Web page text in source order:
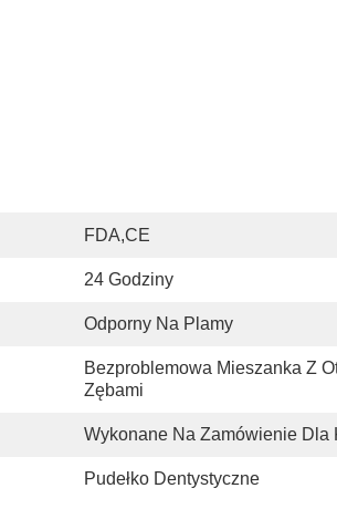
FDA,CE
24 Godziny
Odporny Na Plamy
Bezproblemowa Mieszanka Z
Zębami
Wykonane Na Zamówienie Dla
Pudełko Dentystyczne